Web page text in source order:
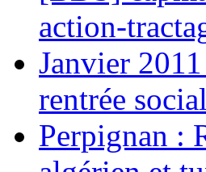
action-
Janvier
rentrée
Perpignan :